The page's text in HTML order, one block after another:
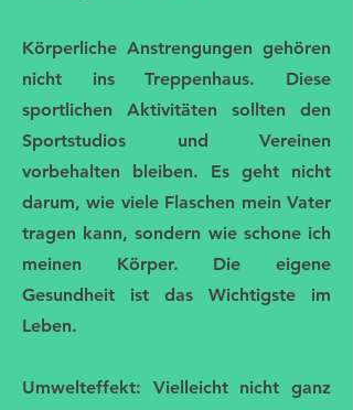
Körperliche Anstrengungen gehören
nicht ins Treppenhaus. Diese
sportlichen Aktivitäten sollten den
Sportstudios und Vereinen
vorbehalten bleiben. Es geht nicht
darum, wie viele Flaschen mein Vater
tragen kann, sondern wie schone ich
meinen Körper. Die eigene
Gesundheit ist das Wichtigste im
Leben.
Umwelteffekt: Vielleicht nicht ganz